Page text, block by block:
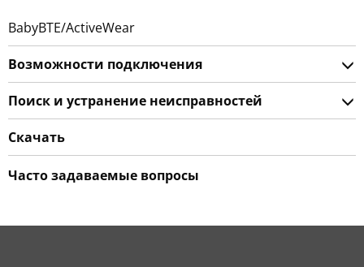
BabyBTE/ActiveWear
Возможности подключения
Поиск и устранение неисправностей
Скачать
Часто задаваемые вопросы